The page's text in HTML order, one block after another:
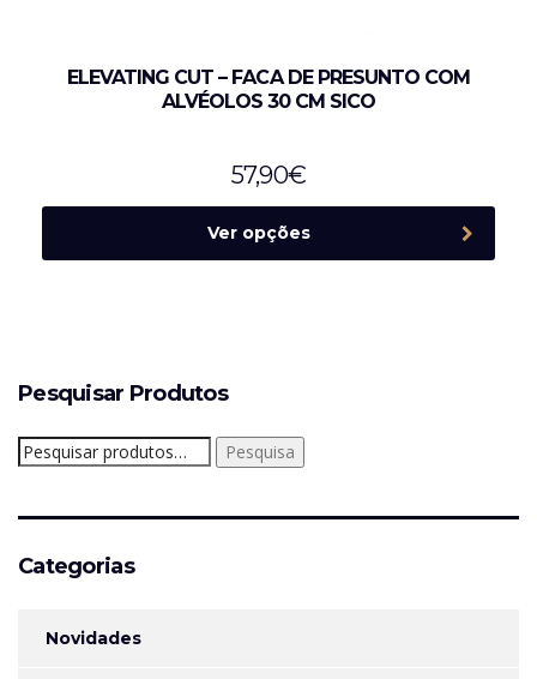
ELEVATING CUT – FACA DE PRESUNTO COM
ALVÉOLOS 30 CM SICO
57,90€
Ver opções
Pesquisar Produtos
Pesquisar
por:
Pesquisa
Categorias
Novidades